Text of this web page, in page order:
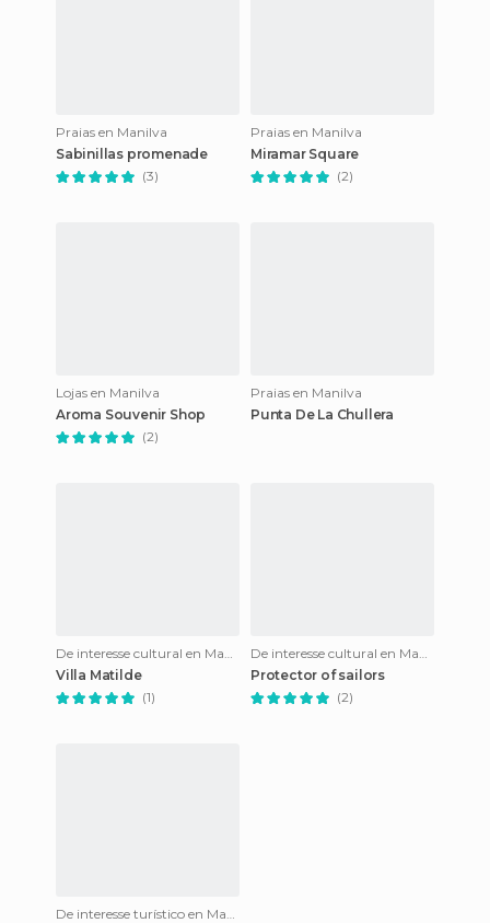
Praias en Manilva
Sabinillas promenade
(3)
Praias en Manilva
Miramar Square
(2)
Lojas en Manilva
Aroma Souvenir Shop
(2)
Praias en Manilva
Punta De La Chullera
De interesse cultural en Manilva
Villa Matilde
(1)
De interesse cultural en Manilva
Protector of sailors
(2)
De interesse turístico en Manilva